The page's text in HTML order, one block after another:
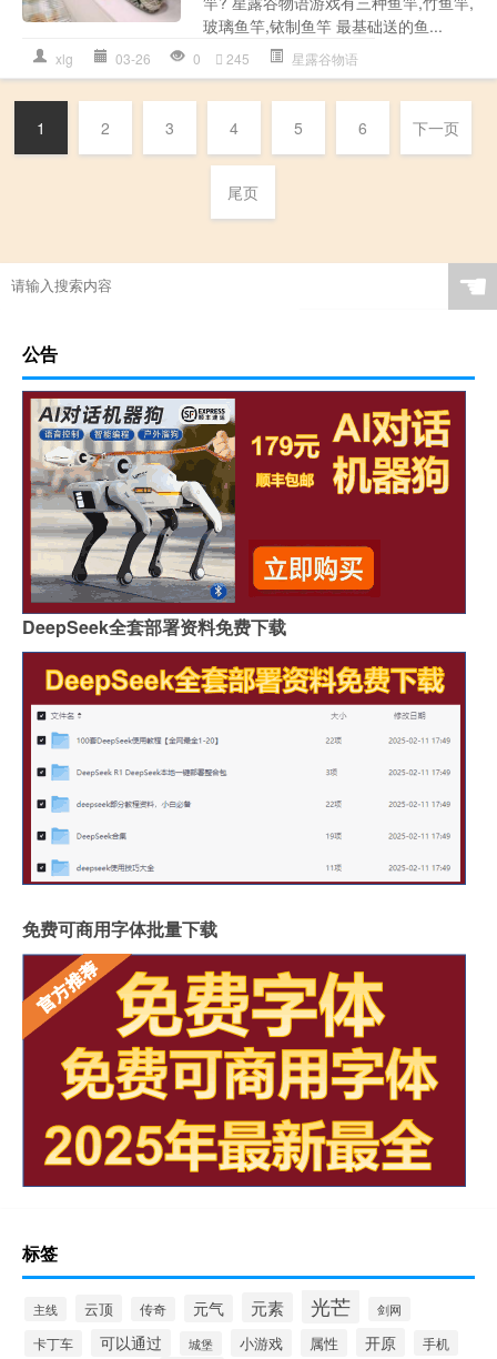
玻璃鱼竿,铱制鱼竿 最基础送的鱼...
xlg 03-26 0 245 星露谷物语
1 2 3 4 5 6 下一页
尾页
☚
公告
DeepSeek全套部署资料免费下载
免费可商用字体批量下载
标签
主线 云顶 传奇 元气 元素 光芒 剑网
卡丁车 可以通过 城堡 小游戏 属性 开原 手机